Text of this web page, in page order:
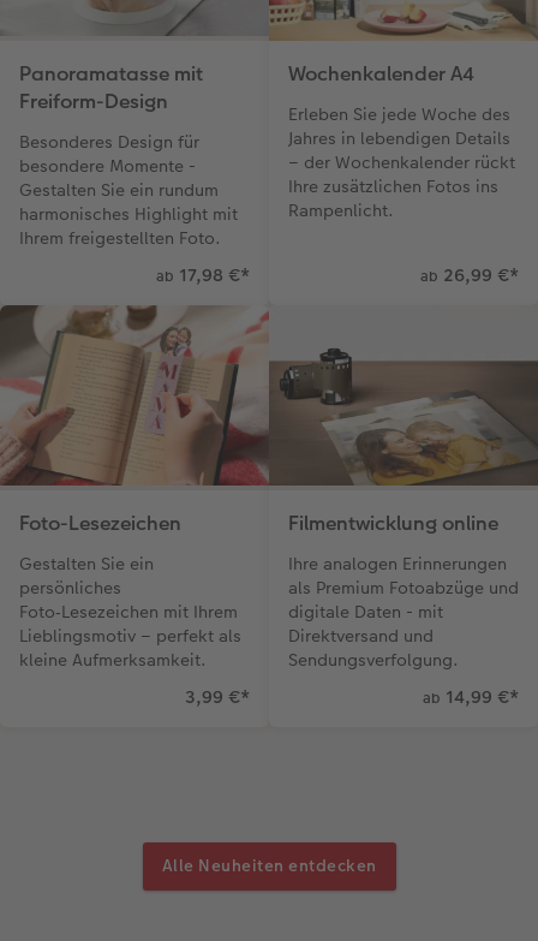
Panoramatasse mit
Freiform-Design
Besonderes Design für
besondere Momente -
Gestalten Sie ein rundum
harmonisches Highlight mit
Ihrem freigestellten Foto.
ab 17,98 €*
Wochenkalender A4
Erleben Sie jede Woche des
Jahres in lebendigen Details
– der Wochenkalender rückt
Ihre zusätzlichen Fotos ins
Rampenlicht.
ab 26,99 €*
Foto-Lesezeichen
Gestalten Sie ein
persönliches
Foto‑Lesezeichen mit Ihrem
Lieblingsmotiv – perfekt als
kleine Aufmerksamkeit.
3,99 €*
Filmentwicklung online
Ihre analogen Erinnerungen
als Premium Fotoabzüge und
digitale Daten - mit
Direktversand und
Sendungsverfolgung.
ab 14,99 €*
Alle Neuheiten entdecken